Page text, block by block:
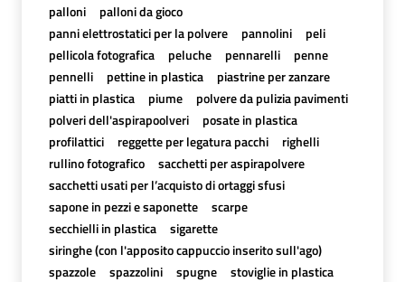
palloni
palloni da gioco
panni elettrostatici per la polvere
pannolini
peli
pellicola fotografica
peluche pennarelli
penne
pennelli
pettine in plastica
piastrine per zanzare
piatti in plastica
piume
polvere da pulizia pavimenti
polveri dell'aspirapoolveri
posate in plastica
profilattici
reggette per legatura pacchi
righelli
rullino fotografico
sacchetti per aspirapolvere
sacchetti usati per l’acquisto di ortaggi sfusi
sapone in pezzi e saponette
scarpe
secchielli in plastica
sigarette
siringhe (con l'apposito cappuccio inserito sull'ago)
spazzole
spazzolini spugne
stoviglie in plastica